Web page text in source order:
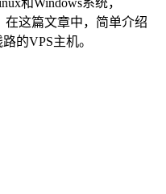
在这篇文章中，简单介绍
的VPS主机。